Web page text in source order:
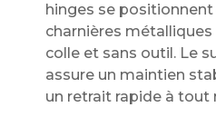
hinges se
charnières
colle et sans outil. Le
assure un maintien
un retrait rapide à tout